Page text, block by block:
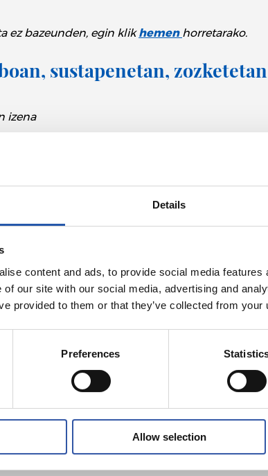
Details
content and ads, to provide social media
of our site with our social media, advertising and
provided to them or that they’ve collected from
Preferences
Allow selection
ez bazeunden, egin klikhemen horretarako.
sustapenetan,
izena
kontua eguneratuz ez duzu soilik txartel
izena ematea edo Realeko kontua
promozio digitalak edo fisikoak
eta gure zaleei, klubaren egunerokoan duten
konpromisoa du, eta konpromiso